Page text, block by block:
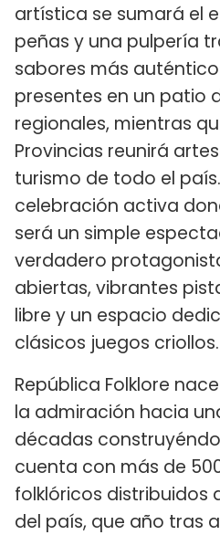
artística se sumará el
peñas y una pulpería
sabores más
presentes en un patio
regionales, mientras
Provincias reunirá
turismo de todo el
celebración activa
será un simple
verdadero
abiertas, vibrantes
libre y un espacio
clásicos juegos criollos.
República Folklore
la admiración hacia
décadas
cuenta con más de
folklóricos distribuidos
del país, que año tras